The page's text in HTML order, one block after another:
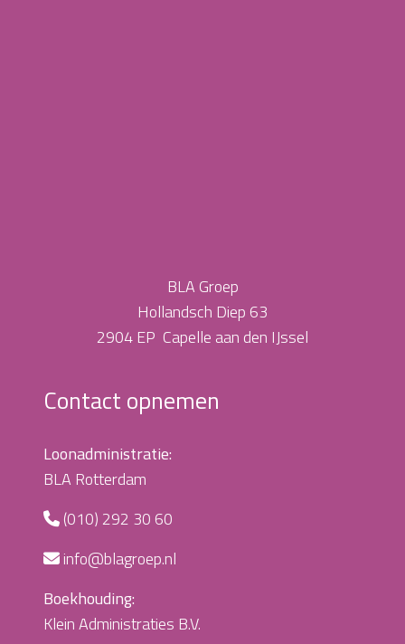
BLA Groep
Hollandsch Diep 63
2904 EP Capelle aan den IJssel
Contact opnemen
Loonadministratie:
BLA Rotterdam
(010) 292 30 60
info@blagroep.nl
Boekhouding:
Klein Administraties B.V.